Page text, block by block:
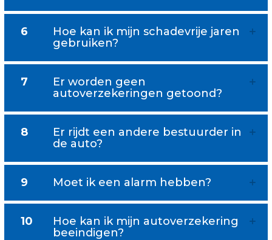
6
Hoe kan ik mijn schadevrije jaren
gebruiken?
7
Er worden geen
autoverzekeringen getoond?
8
Er rijdt een andere bestuurder in
de auto?
9 Moet ik een alarm hebben?
10
Hoe kan ik mijn autoverzekering
beeindigen?